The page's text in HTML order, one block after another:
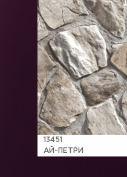
13451
АЙ-ПЕТРИ